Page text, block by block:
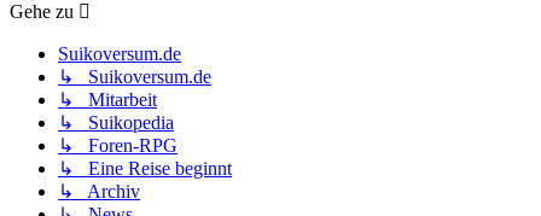
Gehe zu
Suikoversum.de
↳ Suikoversum.de
↳ Mitarbeit
↳ Suikopedia
↳ Foren-RPG
↳ Eine Reise beginnt
↳ Archiv